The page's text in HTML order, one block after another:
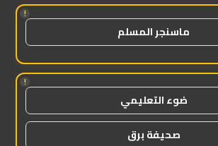
!
ماسنجر المسلم
!
ضوء التعليمي
صحيفة برق